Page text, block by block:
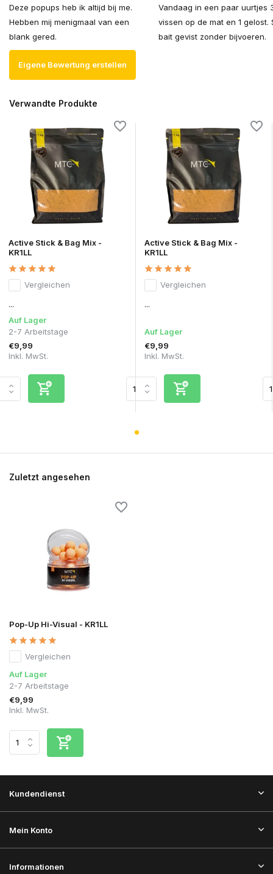
Deze popups heb ik altijd bij me.
Hebben mij menigmaal van een
blank gered.
Vandaag in een paar uurtjes
vissen op de mat en 1 gelost.
bait gevist zonder bijvoeren.
Eigene Bewertung erstellen
Verwandte Produkte
Active Stick & Bag Mix -
KR1LL
Vergleichen
...
Auf Lager
2-7 Arbeitstage
€9,99
Inkl. MwSt.
Active Stick & Bag Mix -
KR1LL
Vergleichen
...
Auf Lager
€9,99
Inkl. MwSt.
Zuletzt angesehen
Pop-Up Hi-Visual - KR1LL
Vergleichen
Auf Lager
2-7 Arbeitstage
€9,99
Inkl. MwSt.
Kundendienst
Mein Konto
Informationen